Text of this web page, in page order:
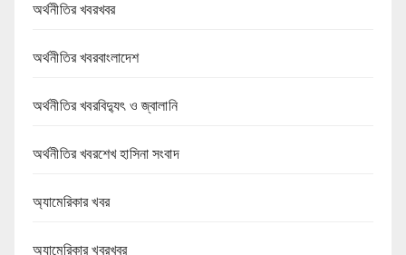
অর্থনীতির খবরখবর
অর্থনীতির খবরবাংলাদেশ
অর্থনীতির খবরবিদ্যুৎ ও জ্বালানি
অর্থনীতির খবরশেখ হাসিনা সংবাদ
অ্যামেরিকার খবর
অ্যামেরিকার খবরখবর